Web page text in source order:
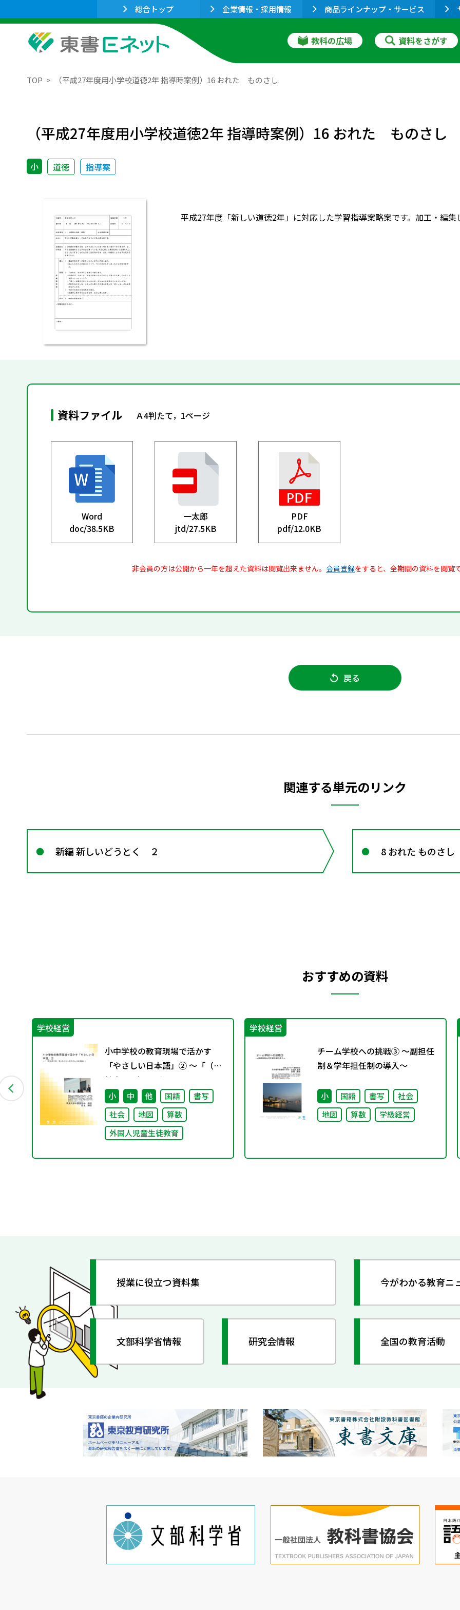
総合トップ 企業情報・採用情報 商品ラインナップ・サービス
教科の広場 資料をさがす
TOP （平成27年度用小学校道徳2年 指導時案例）16 おれた ものさし
（平成27年度用小学校道徳2年 指導時案例）16 おれた ものさし
小 道徳 指導案
平成27年度「新しい道徳2年」に対応した学習指導案略案です。加工・編集
資料ファイル Ａ4判たて，1ページ
Word
doc/38.5KB
一太郎
jtd/27.5KB
PDF
pdf/12.0KB
非会員の方は公開から一年を超えた資料は閲覧出来ません。 会員登録をすると、全期間の資料を閲覧
戻る
関連する単元のリンク
新編 新しいどうとく ２ 8 おれた ものさし
おすすめの資料
学校経営
小中学校の教育現場で活かす
「やさしい日本語」② ～「（学
校内での）子どもたちへのやさ
しい日本語」～
小 中 他 国語
書写
社会
地図
算数
外国人児童生徒教育
学校経営
チーム学校への挑戦③ ～副担任
制＆学年担任制の導入～
小 国語 書写
社会
地図
算数 学級経営
授業に役立つ資料集 今がわかる教育ニ
文部科学省情報 研究会情報 全国の教育活動